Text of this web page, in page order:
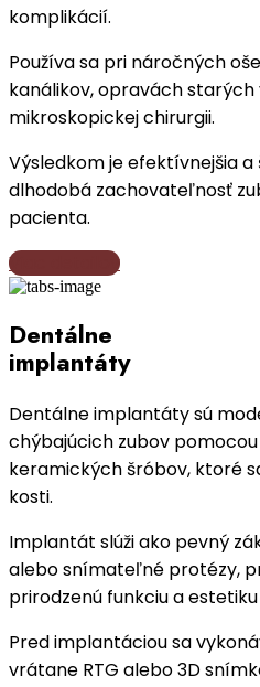
komplikácií.
Používa sa pri náročných
kanálikov, opravách
mikroskopickej chirurgii.
Výsledkom je efektívnejšia
dlhodobá zachovateľnosť
pacienta.
Viac detailov
Dentálne
implantáty
Dentálne implantáty sú
chýbajúcich zubov
keramických šróbov, ktoré
kosti.
Implantát slúži ako pevný
alebo snímateľné protézy,
prirodzenú funkciu a
Pred implantáciou sa
vrátane RTG alebo 3D